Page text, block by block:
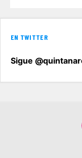
EN TWITTER
Sigue